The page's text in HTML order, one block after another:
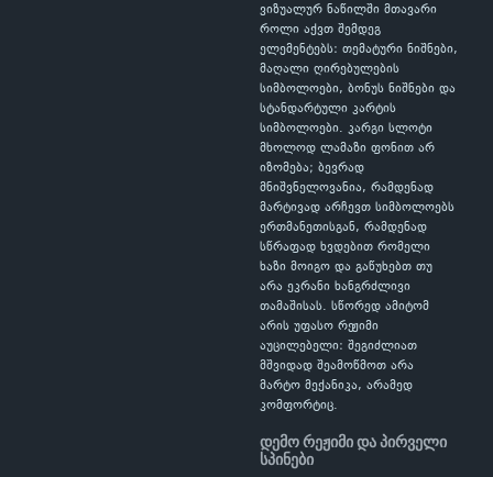
ვიზუალურ ნაწილში მთავარი
როლი აქვთ შემდეგ
ელემენტებს: თემატური ნიშნები,
მაღალი ღირებულების
სიმბოლოები, ბონუს ნიშნები და
სტანდარტული კარტის
სიმბოლოები. კარგი სლოტი
მხოლოდ ლამაზი ფონით არ
იზომება; ბევრად
მნიშვნელოვანია, რამდენად
მარტივად არჩევთ სიმბოლოებს
ერთმანეთისგან, რამდენად
სწრაფად ხვდებით რომელი
ხაზი მოიგო და გაწუხებთ თუ
არა ეკრანი ხანგრძლივი
თამაშისას. სწორედ ამიტომ
არის უფასო რეჟიმი
აუცილებელი: შეგიძლიათ
მშვიდად შეამოწმოთ არა
მარტო მექანიკა, არამედ
კომფორტიც.
დემო რეჟიმი და პირველი
სპინები